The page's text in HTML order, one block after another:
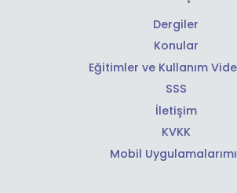
Dergiler
Konular
Eğitimler ve Kullanım
SSS
İletişim
KVKK
Mobil